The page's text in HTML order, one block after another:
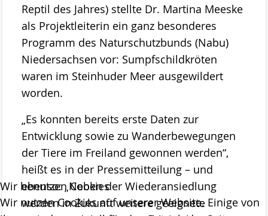
Reptil des Jahres) stellte Dr. Martina Meeske
als Projektleiterin ein ganz besonderes
Programm des Naturschutzbunds (Nabu)
Niedersachsen vor: Sumpfschildkröten
waren im Steinhuder Meer ausgewildert
worden.
„Es konnten bereits erste Daten zur
Entwicklung sowie zu Wanderbewegungen
der Tiere im Freiland gewonnen werden“,
heißt es in der Pressemitteilung – und
ebenso: „Neben der Wiederansiedlung
werden in Zukunft weitere geeignete
Wir benutzen Cookies
Wir nutzen Cookies auf unserer Website. Einige von